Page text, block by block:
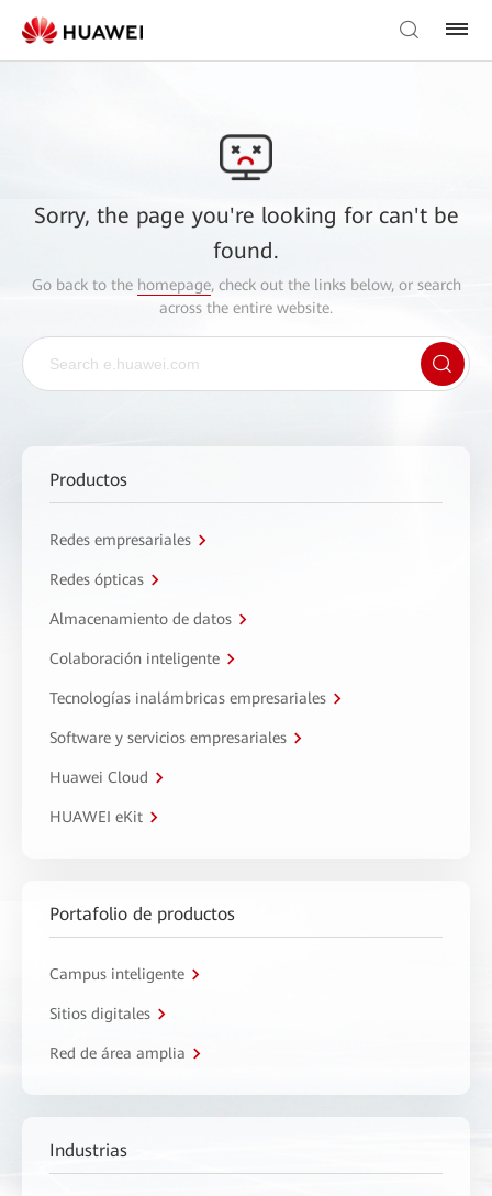
Sorry, the page you're looking for can't be
found.
Go back to the homepage, check out the links below, or search
across the entire website.
Productos
Redes empresariales
Redes ópticas
Almacenamiento de datos
Colaboración inteligente
Tecnologías inalámbricas empresariales
Software y servicios empresariales
Huawei Cloud
HUAWEI eKit
Portafolio de productos
Campus inteligente
Sitios digitales
Red de área amplia
Industrias